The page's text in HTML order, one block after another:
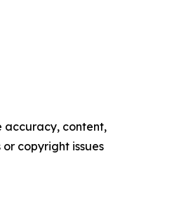
accuracy, content,
copyright issues